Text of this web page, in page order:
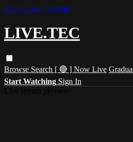
Skip to main content
LIVE.TEC
Browse Search [ 🔴 ] Now Live
Start Watching Sign In